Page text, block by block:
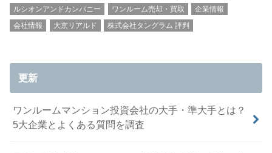
ルシオンアンドカンパニー
ワンルーム売却・買取
企業情報
会社情報
大京リアルド 株式会社タングラム 評判
更新
ワンルームマンション投資会社の大手・準大手とは？
5大企業とよくある質問を調査